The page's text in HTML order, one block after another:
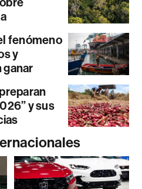
fenómeno
y
ganar
y sus